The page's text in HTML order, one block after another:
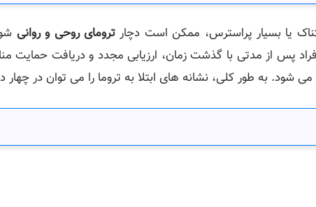
یا بسیار پر‌استرس، ممکن است دچارترومای روحی و روانی
پس از مدتی با گذشت زمان، ارزیابی مجدد و دریافت حمایت
شود. به‌ طور کلی، نشانه‌ های ابتلا به تروما را می‌ توان در